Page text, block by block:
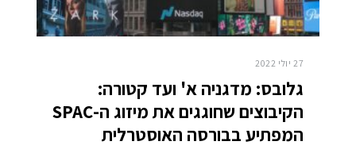
27 יולי 2022
גלובס: מדגניה א' ועד קטורה:
הקיבוצים שחוגגים את מיזוג ה-SPAC
המפתיע בבורסה האוסטרלית